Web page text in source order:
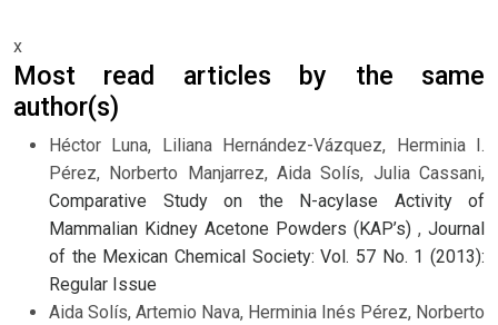
x
Most read articles by the same
author(s)
Héctor Luna, Liliana Hernández-Vázquez, Herminia I.
Pérez, Norberto Manjarrez, Aida Solís, Julia Cassani,
Comparative Study on the N-acylase Activity of
Mammalian Kidney Acetone Powders (KAP’s) , Journal
of the Mexican Chemical Society: Vol. 57 No. 1 (2013):
Regular Issue
Aida Solís, Artemio Nava, Herminia Inés Pérez, Norberto